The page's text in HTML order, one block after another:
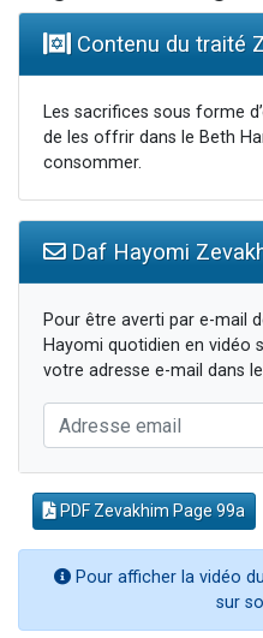
Contenu du traité
Les sacrifices sous forme
de les offrir dans le Beth
consommer.
Daf Hayomi
Pour être averti par e-mail
Hayomi quotidien en vidéo
votre adresse e-mail dans
PDF Zevakhim Page 99a
Pour afficher la vidéo
sur